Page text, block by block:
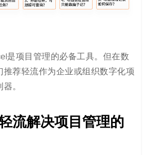
是项目管理的必备工具。但在数
推荐轻流作为企业或组织数字化项
。
流解决项目管理的